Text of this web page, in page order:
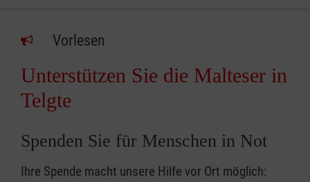
Vorlesen
Unterstützen Sie die Malteser in
Telgte
Spenden Sie für Menschen in Not
Ihre Spende macht unsere Hilfe vor Ort möglich: